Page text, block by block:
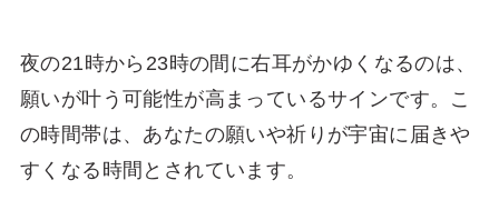
夜の21時から23時の間に右耳がかゆくなるのは、
願いが叶う可能性が高まっているサインです。こ
の時間帯は、あなたの願いや祈りが宇宙に届きや
すくなる時間とされています。